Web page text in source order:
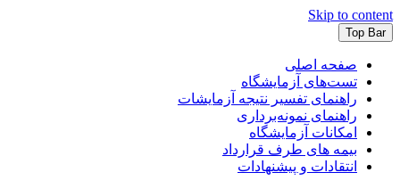
Skip to content
Top Bar
صفحه اصلی
تست‌های آزمایشگاه
راهنمای تفسیر نتیجه آزمایشات
راهنمای نمونه‌برداری
امکانات آزمایشگاه
بیمه های طرف قرارداد
انتقادات و پیشنهادات